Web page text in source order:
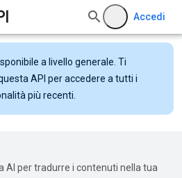
Accedi
a livello generale. Ti
API per accedere a tutti i
più recenti.
AI per tradurre i contenuti nella tua